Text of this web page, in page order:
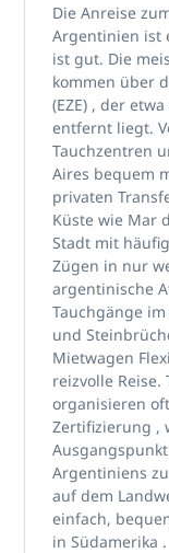
Die Anreise
Argentinien ist
ist gut. Die
kommen über
(EZE) , der
entfernt liegt.
Tauchzentren
Aires bequem
privaten
Küste wie Mar
Stadt mit
Zügen in nur
argentinische
Tauchgänge
und
Mietwagen
reizvolle Reise.
organisieren
Zertifizierung ,
Argentiniens
auf dem
einfach,
in Südamerika .